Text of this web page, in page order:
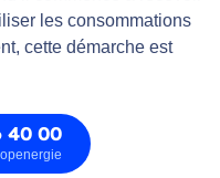
les consommations
cette démarche est
40 00